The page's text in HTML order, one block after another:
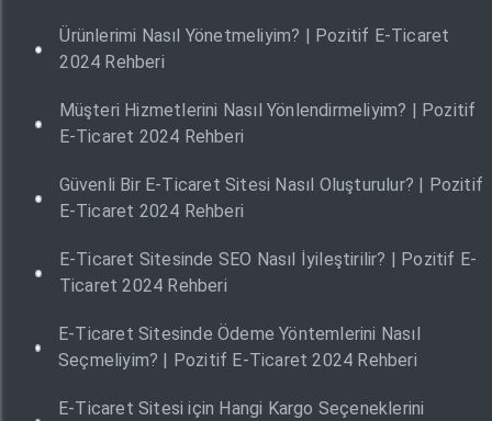
Ürünlerimi Nasıl Yönetmeliyim? | Pozitif E-Ticaret
2024 Rehberi
Müşteri Hizmetlerini Nasıl Yönlendirmeliyim? | Pozitif
E-Ticaret 2024 Rehberi
Güvenli Bir E-Ticaret Sitesi Nasıl Oluşturulur? | Pozitif
E-Ticaret 2024 Rehberi
E-Ticaret Sitesinde SEO Nasıl İyileştirilir? | Pozitif E-
Ticaret 2024 Rehberi
E-Ticaret Sitesinde Ödeme Yöntemlerini Nasıl
Seçmeliyim? | Pozitif E-Ticaret 2024 Rehberi
E-Ticaret Sitesi için Hangi Kargo Seçeneklerini